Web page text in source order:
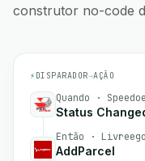
construtor no-code
⚡ DISPARADOR→AÇÃO
Quando ·
Status
Então ·
AddParcel